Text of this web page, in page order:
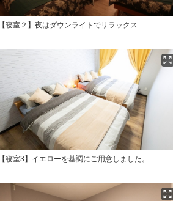
【寝室２】夜はダウンライトでリラックス
【寝室3】イエローを基調にご用意しました。